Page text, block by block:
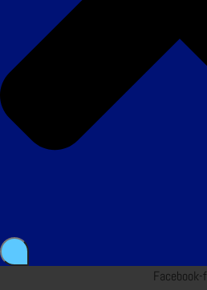
Facebook-f